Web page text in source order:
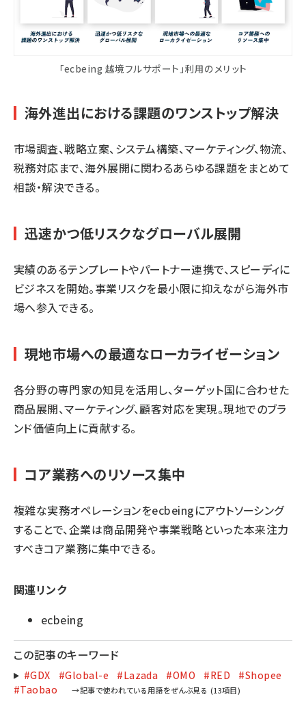
「ecbeing 越境フルサポート」利用のメリット
海外進出における課題のワンストップ解決
市場調査、戦略立案、システム構築、マーケティング、物流、
税務対応まで、海外展開に関わるあらゆる課題をまとめて
相談・解決できる。
迅速かつ低リスクなグローバル展開
実績のあるテンプレートやパートナー連携で、スピーディに
ビジネスを開始。事業リスクを最小限に抑えながら海外市
場へ参入できる。
現地市場への最適なローカライゼーション
各分野の専門家の知見を活用し、ターゲット国に合わせた
商品展開、マーケティング、顧客対応を実現。現地でのブラ
ンド価値向上に貢献する。
コア業務へのリソース集中
複雑な実務オペレーションをecbeingにアウトソーシング
することで、企業は商品開発や事業戦略といった本来注力
すべきコア業務に集中できる。
関連リンク
ecbeing
この記事のキーワード
#GDX #Global-e #Lazada #OMO #RED
#Shopee
#Taobao